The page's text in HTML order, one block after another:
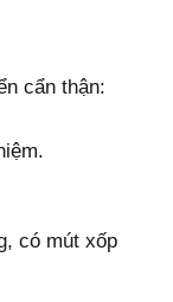
cẩn thận:
có mút xốp